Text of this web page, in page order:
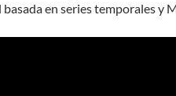
en series temporales y